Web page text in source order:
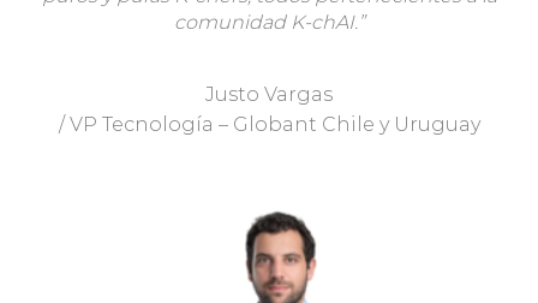
comunidad K-chAI.”
Justo Vargas
/ VP Tecnología – Globant Chile y Uruguay